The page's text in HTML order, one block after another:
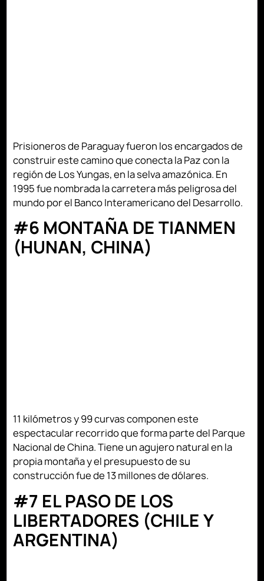
Prisioneros de Paraguay fueron los encargados de
construir este camino que conecta la Paz con la
región de Los Yungas, en la selva amazónica. En
1995 fue nombrada la carretera más peligrosa del
mundo por el Banco Interamericano del Desarrollo.
#6 MONTAÑA DE TIANMEN
(HUNAN, CHINA)
11 kilómetros y 99 curvas componen este
espectacular recorrido que forma parte del Parque
Nacional de China. Tiene un agujero natural en la
propia montaña y el presupuesto de su
construcción fue de 13 millones de dólares.
#7 EL PASO DE LOS
LIBERTADORES (CHILE Y
ARGENTINA)